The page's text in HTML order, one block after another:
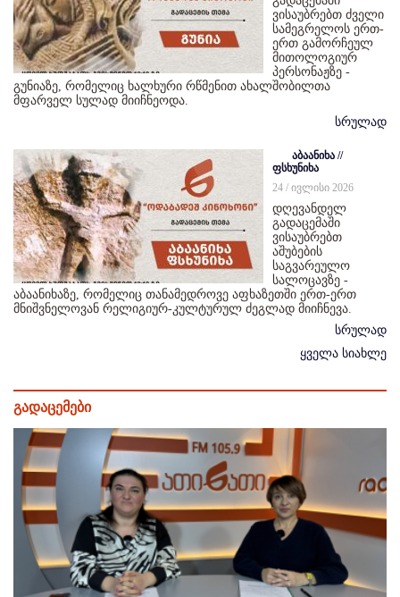
ვისაუბრებთ ძველი
სამეგრელოს ერთ-
ერთ გამორჩეულ
მითოლოგიურ
პერსონაჟზე -
გუნიაზე, რომელიც ხალხური რწმენით ახალშობილთა
მფარველ სულად მიიჩნეოდა.
სრულად
აბაანიხა //
ფსხუნიხა
24 / ივლისი 2026
დღევანდელ
გადაცემაში
ვისაუბრებთ
აშუბების
საგვარეულო
სალოცავზე -
აბაანიხაზე, რომელიც თანამედროვე აფხაზეთში ერთ-ერთ
მნიშვნელოვან რელიგიურ-კულტურულ ძეგლად მიიჩნევა.
სრულად
ყველა სიახლე
გადაცემები